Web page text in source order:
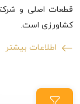
قطعات اصلی و
کشاورزی است.
اطلاعات بیشتر